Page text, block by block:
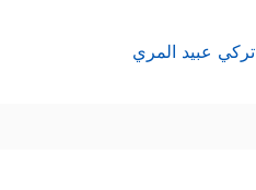
تركي عبيد المري